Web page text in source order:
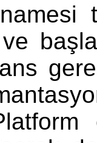
ve